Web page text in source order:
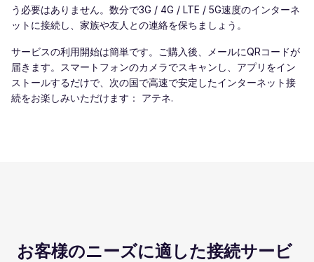
う必要はありません。数分で3G / 4G / LTE / 5G速度のインターネ
ットに接続し、家族や友人との連絡を保ちましょう。
サービスの利用開始は簡単です。ご購入後、メールにQRコードが
届きます。スマートフォンのカメラでスキャンし、アプリをイン
ストールするだけで、次の国で高速で安定したインターネット接
続をお楽しみいただけます： アテネ.
お客様のニーズに適した接続サービ